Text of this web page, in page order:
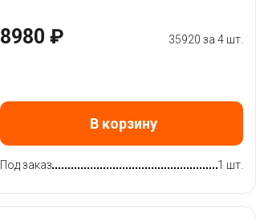
8980 ₽ 35920 за 4 шт.
В корзину
Под заказ 1 шт.